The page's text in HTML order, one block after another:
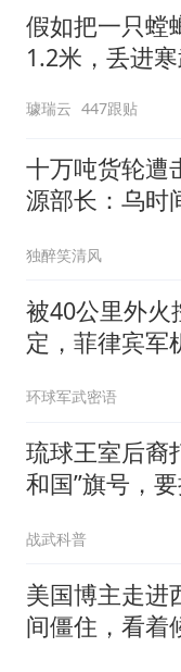
假如把一只螳
1.2米，丢进
璩瑞云 447跟贴
十万吨货轮遭
源部长：乌时
独醉笑清风
被40公里外火
定，菲律宾军
场
环球军武密语
琉球王室后裔
和国”旗号，
战武科普
美国博主走进
间僵住，看着